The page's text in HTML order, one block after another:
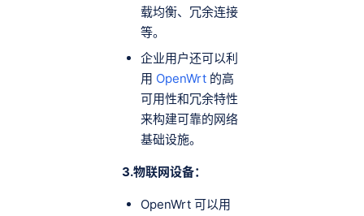
载均衡、冗余连接
等。
企业用户还可以利
用 OpenWrt的高
可用性和冗余特性
来构建可靠的网络
基础设施。
3.物联网设备：
OpenWrt 可以用